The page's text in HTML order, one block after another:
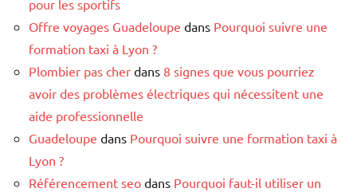
pour les sportifs
Offre voyages Guadeloupe dans Pourquoi suivre une
formation taxi à Lyon ?
Plombier pas cher dans 8 signes que vous pourriez
avoir des problèmes électriques qui nécessitent une
aide professionnelle
Guadeloupe dans Pourquoi suivre une formation taxi à
Lyon ?
Référencement seo dans Pourquoi faut-il utiliser un